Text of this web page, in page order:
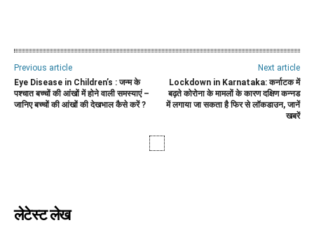
Previous article
Eye Disease in Children’s : जन्म के
पश्चात बच्चों की आंखों में होने वाली समस्याएं –
जानिए बच्चों की आंखों की देखभाल कैसे करें ?
Next article
Lockdown in Karnataka: कर्नाटक में
बढ़ते कोरोना के मामलों के कारण दक्षिण कन्नड
में लगाया जा सकता है फिर से लॉकडाउन, जानें
खबरें
लेटेस्ट लेख